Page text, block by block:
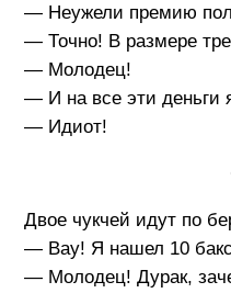
— Неужели премию
— Точно! В размере
— Молодец!
— И на все эти деньги
— Идиот!
Двое чукчей идут по
— Вау! Я нашел 10
— Молодец! Дурак,